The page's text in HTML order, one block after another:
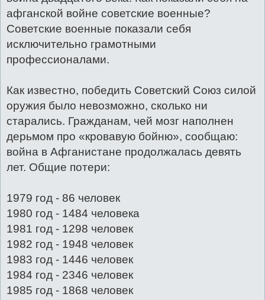
афганской войне советские военные?
Советские военные показали себя
исключительно грамотными
профессионалами.
Как известно, победить Советский Союз силой
оружия было невозможно, сколько ни
старались. Гражданам, чей мозг наполнен
дерьмом про «кровавую бойню», сообщаю:
война в Афганистане продолжалась девять
лет. Общие потери:
1979 год - 86 человек
1980 год - 1484 человека
1981 год - 1298 человек
1982 год - 1948 человек
1983 год - 1446 человек
1984 год - 2346 человек
1985 год - 1868 человек